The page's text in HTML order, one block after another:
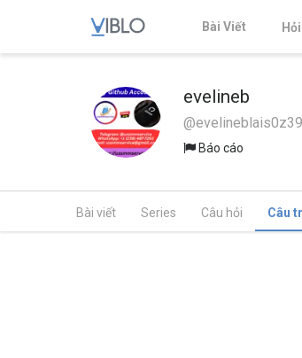
Bài Viết
evelineb
Báo cáo
Bài viết Series Câu hỏi Câu